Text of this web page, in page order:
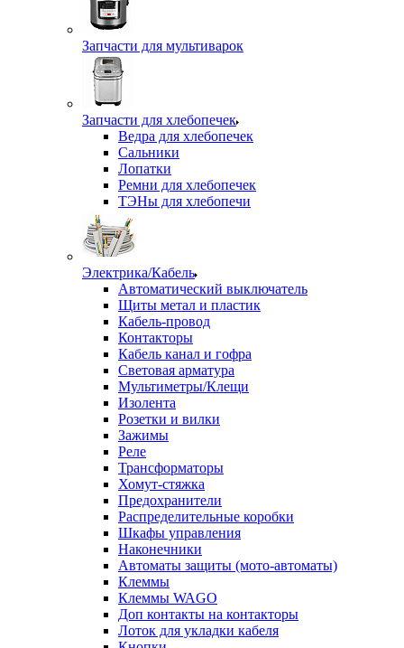
Запчасти для мультиварок
Запчасти для хлебопечек
Ведра для хлебопечек
Сальники
Лопатки
Ремни для хлебопечек
ТЭНы для хлебопечи
Электрика/Кабель
Автоматический выключатель
Щиты метал и пластик
Кабель-провод
Контакторы
Кабель канал и гофра
Световая арматура
Мультиметры/Клещи
Изолента
Розетки и вилки
Зажимы
Реле
Трансформаторы
Хомут-стяжка
Предохранители
Распределительные коробки
Шкафы управления
Наконечники
Автоматы защиты (мото-автоматы)
Клеммы
Клеммы WAGO
Доп контакты на контакторы
Лоток для укладки кабеля